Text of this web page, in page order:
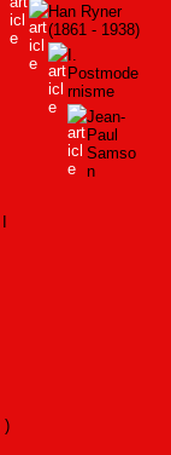
Han Ryner
(1861 - 1938)
I.
Postmode
rnisme
Jean-
Paul
Samso
n
)